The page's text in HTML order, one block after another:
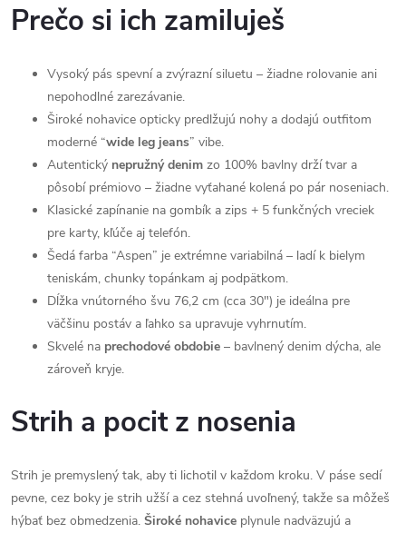
Prečo si ich zamiluješ
Vysoký pás spevní a zvýrazní siluetu – žiadne rolovanie ani
nepohodlné zarezávanie.
Široké nohavice opticky predlžujú nohy a dodajú outfitom
moderné “wide leg jeans” vibe.
Autentický nepružný denim zo 100% bavlny drží tvar a
pôsobí prémiovo – žiadne vyťahané kolená po pár noseniach.
Klasické zapínanie na gombík a zips + 5 funkčných vreciek
pre karty, kľúče aj telefón.
Šedá farba “Aspen” je extrémne variabilná – ladí k bielym
teniskám, chunky topánkam aj podpätkom.
Dĺžka vnútorného švu 76,2 cm (cca 30") je ideálna pre
väčšinu postáv a ľahko sa upravuje vyhrnutím.
Skvelé na prechodové obdobie – bavlnený denim dýcha, ale
zároveň kryje.
Strih a pocit z nosenia
Strih je premyslený tak, aby ti lichotil v každom kroku. V páse sedí
pevne, cez boky je strih užší a cez stehná uvoľnený, takže sa môžeš
hýbať bez obmedzenia. Široké nohavice plynule nadväzujú a